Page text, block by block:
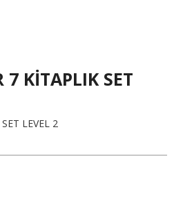
7 KİTAPLIK SET
LEVEL 2